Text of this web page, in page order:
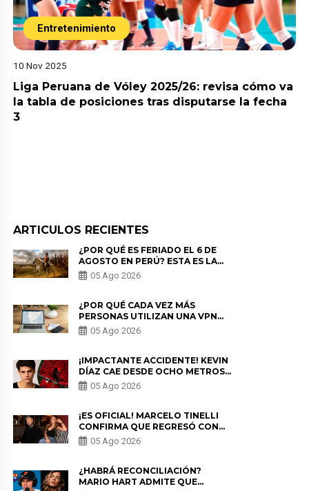
Entretenimiento
10 Nov 2025
Liga Peruana de Vóley 2025/26: revisa cómo va
la tabla de posiciones tras disputarse la fecha
3
ARTICULOS RECIENTES
¿POR QUÉ ES FERIADO EL 6 DE
AGOSTO EN PERÚ? ESTA ES LA
HISTORIA
05 Ago 2026
¿POR QUÉ CADA VEZ MÁS
PERSONAS UTILIZAN UNA VPN
PARA PROTEGER SU
PRIVACIDAD?
05 Ago 2026
¡IMPACTANTE ACCIDENTE! KEVIN
DÍAZ CAE DESDE OCHO METROS
EN “ESTO ES GUERRA” Y GENERA
PREOCUPACIÓN
05 Ago 2026
¡ES OFICIAL! MARCELO TINELLI
CONFIRMA QUE REGRESÓ CON
MILETT FIGUEROA: “EL AMOR
PUDO MÁS”
05 Ago 2026
¿HABRÁ RECONCILIACIÓN?
MARIO HART ADMITE QUE